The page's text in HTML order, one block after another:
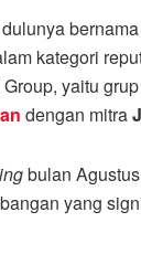
kategori
yaitu
dengan mitra
bulan
yang